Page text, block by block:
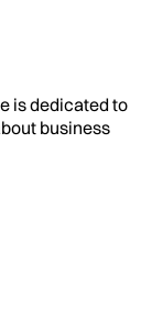
is dedicated to
business